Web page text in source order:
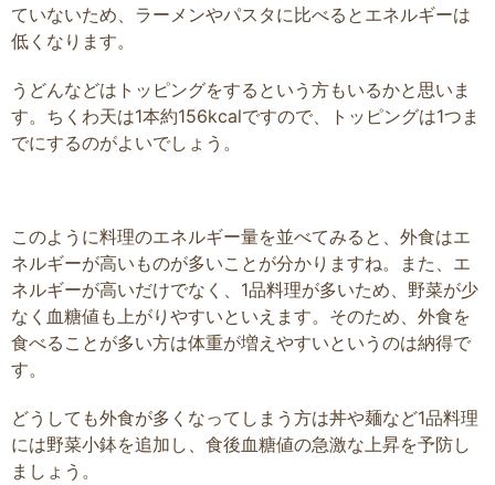
ていないため、ラーメンやパスタに比べるとエネルギーは
低くなります。
うどんなどはトッピングをするという方もいるかと思いま
す。ちくわ天は1本約156kcalですので、トッピングは1つま
でにするのがよいでしょう。
このように料理のエネルギー量を並べてみると、外食はエ
ネルギーが高いものが多いことが分かりますね。また、エ
ネルギーが高いだけでなく、1品料理が多いため、野菜が少
なく血糖値も上がりやすいといえます。そのため、外食を
食べることが多い方は体重が増えやすいというのは納得で
す。
どうしても外食が多くなってしまう方は丼や麺など1品料理
には野菜小鉢を追加し、食後血糖値の急激な上昇を予防し
ましょう。